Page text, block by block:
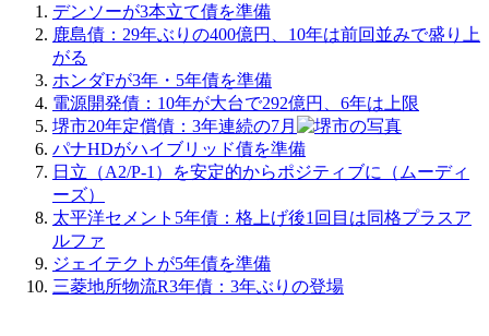
デンソーが3本立て債を準備
鹿島債：29年ぶりの400億円、10年は前回並みで盛り上
がる
ホンダFが3年・5年債を準備
電源開発債：10年が大台で292億円、6年は上限
堺市20年定償債：3年連続の7月
パナHDがハイブリッド債を準備
日立（A2/P-1）を安定的からポジティブに（ムーディ
ーズ）
太平洋セメント5年債：格上げ後1回目は同格プラスア
ルファ
ジェイテクトが5年債を準備
三菱地所物流R3年債：3年ぶりの登場